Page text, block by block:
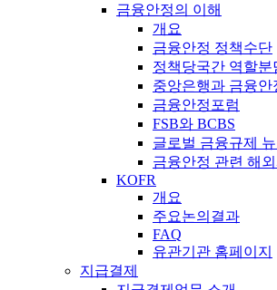
금융안정의 이해
개요
금융안정 정책수단
정책당국간 역할분
중앙은행과 금융안
금융안정포럼
FSB와 BCBS
글로벌 금융규제
금융안정 관련 해
KOFR
개요
주요논의결과
FAQ
유관기관 홈페이지
지급결제